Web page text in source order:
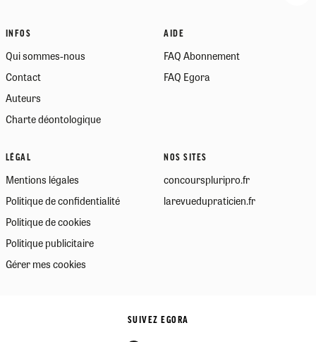
INFOS
Qui sommes-nous
Contact
Auteurs
Charte déontologique
AIDE
FAQ Abonnement
FAQ Egora
LÉGAL
Mentions légales
Politique de confidentialité
Politique de cookies
Politique publicitaire
Gérer mes cookies
NOS SITES
concourspluripro.fr
larevuedupraticien.fr
SUIVEZ EGORA